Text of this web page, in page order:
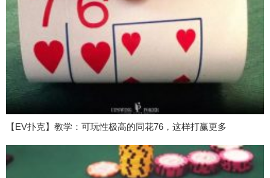
【EV扑克】教学：可玩性极高的同花76，这样打赢更多